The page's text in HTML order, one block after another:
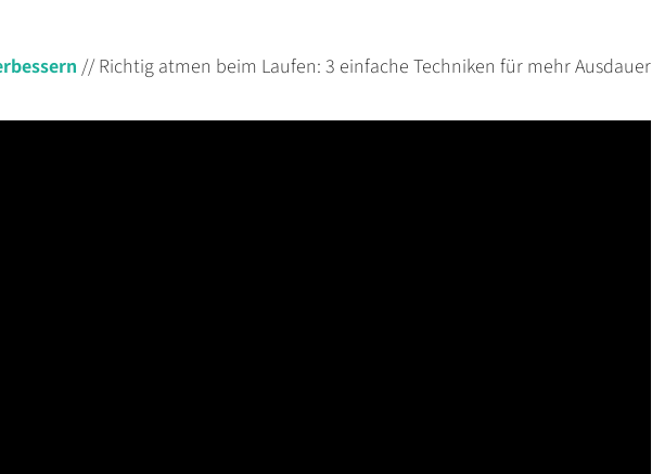
//Richtig atmen beim Laufen: 3 einfache Techniken für mehr Ausdauer